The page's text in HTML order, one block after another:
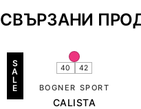
СВЪРЗАНИ
S
A
L
E
40 42
BOGNER SPORT
CALISTA